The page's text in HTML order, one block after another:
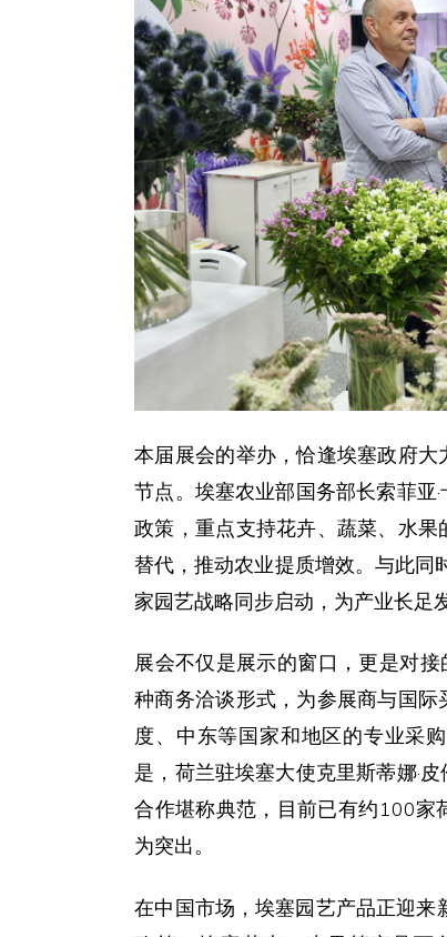
本届展会的举办，恰逢埃塞政府
节点。埃塞农业部国务部长索菲亚
政策，重点支持花卉、蔬菜、水
替代，推动农业提质增效。与此
家园艺战略同步启动，为产业长足
展会不仅是展示的窗口，更是对
种商务洽谈形式，为参展商与国
度、中东等国家和地区的专业采
是，荷兰驻埃塞大使克里斯蒂娜·
合作堪称典范，目前已有约100家
为突出。
在中国市场，埃塞园艺产品正迎